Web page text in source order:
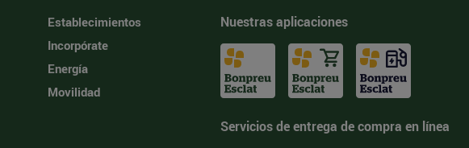
Establecimientos
Incorpórate
Energía
Movilidad
Nuestras aplicaciones
Servicios de entrega de compra en línea